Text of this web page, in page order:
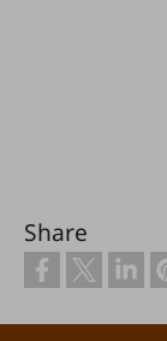
Share